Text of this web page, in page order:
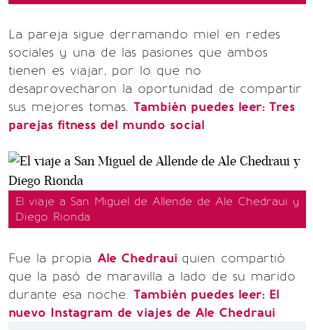
La pareja sigue derramando miel en redes
sociales y una de las pasiones que ambos
tienen es viajar, por lo que no
desaprovecharon la oportunidad de compartir
sus mejores tomas. También puedes leer: Tres
parejas fitness del mundo social
El viaje a San Miguel de Allende de Ale Chedraui y
Diego Rionda
Fue la propia Ale Chedraui quien compartió
que la pasó de maravilla a lado de su marido
durante esa noche. También puedes leer: El
nuevo Instagram de viajes de Ale Chedraui